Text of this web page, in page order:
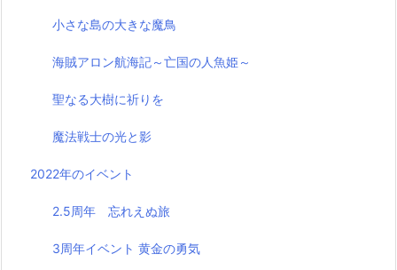
小さな島の大きな魔鳥
海賊アロン航海記～亡国の人魚姫～
聖なる大樹に祈りを
魔法戦士の光と影
2022年のイベント
2.5周年 忘れえぬ旅
3周年イベント 黄金の勇気